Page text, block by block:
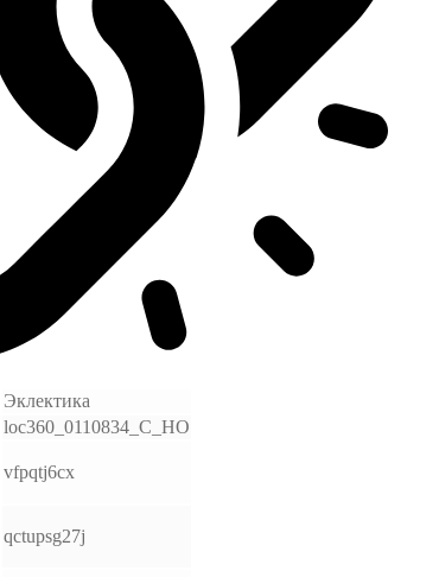
Эклектика
loc360_0110834_C_HO
vfpqtj6cx
qctupsg27j